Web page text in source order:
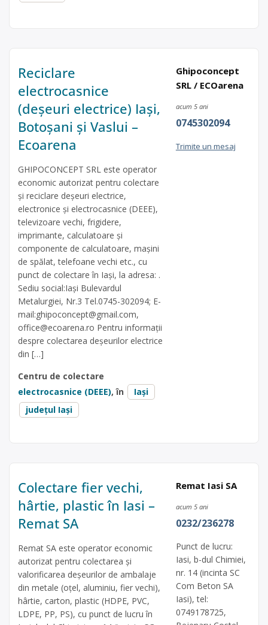
Reciclare
electrocasnice
(deșeuri electrice) Iași,
Botoșani și Vaslui –
Ecoarena
GHIPOCONCEPT SRL este operator
economic autorizat pentru colectare
și reciclare deșeuri electrice,
electronice și electrocasnice (DEEE),
televizoare vechi, frigidere,
imprimante, calculatoare și
componente de calculatoare, mașini
de spălat, telefoane vechi etc., cu
punct de colectare în Iași, la adresa: .
Sediu social:Iași Bulevardul
Metalurgiei, Nr.3 Tel.0745-302094; E-
mail:ghipoconcept@gmail.com,
office@ecoarena.ro Pentru informații
despre colectarea deșeurilor electrice
din […]
Centru de colectare
electrocasnice (DEEE), în
Iași
județul Iași
Ghipoconcept
SRL / ECOarena
acum 5 ani
0745302094
Trimite un mesaj
Colectare fier vechi,
hârtie, plastic în Iasi –
Remat SA
Remat SA este operator economic
autorizat pentru colectarea și
valorificarea deșeurilor de ambalaje
din metale (oțel, aluminiu, fier vechi),
hârtie, carton, plastic (HDPE, PVC,
LDPE, PP, PS), cu punct de lucru în
Remat Iasi SA
acum 5 ani
0232/236278
Punct de lucru:
Iasi, b-dul Chimiei,
nr. 14 (incinta SC
Com Beton SA
Iasi), tel:
0749178725,